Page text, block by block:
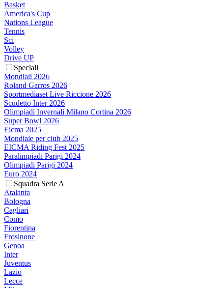
Basket
America's Cup
Nations League
Tennis
Sci
Volley
Drive UP
Speciali
Mondiali 2026
Roland Garros 2026
Sportmediaset Live Riccione 2026
Scudetto Inter 2026
Olimpiadi Invernali Milano Cortina 2026
Super Bowl 2026
Eicma 2025
Mondiale per club 2025
EICMA Riding Fest 2025
Paralimpiadi Parigi 2024
Olimpiadi Parigi 2024
Euro 2024
Squadra Serie A
Atalanta
Bologna
Cagliari
Como
Fiorentina
Frosinone
Genoa
Inter
Juventus
Lazio
Lecce